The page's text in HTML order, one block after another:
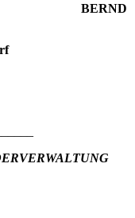
BERND